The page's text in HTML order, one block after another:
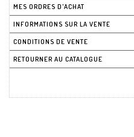
MES ORDRES D'ACHAT
INFORMATIONS SUR LA VENTE
CONDITIONS DE VENTE
RETOURNER AU CATALOGUE